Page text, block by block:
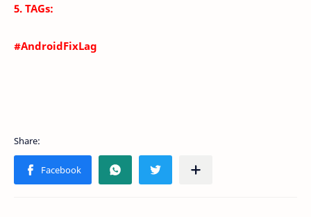
5. TAGs:
#AndroidFixLag